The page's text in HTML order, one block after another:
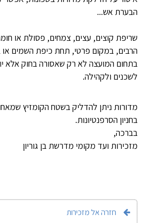
הבערת אש...
שריפת קוצים, עצים, צמחים, פסולת או
הרבים, במקום פרטי, תחת כיפת השמים או
בתחום המועצה לא רק שאסורה בחוק אלא
לשכנים ולקהילה.
מדורות ניתן להדליק בשטח הקומזיץ
בחניון הסרפנטיונות.
בברכה,
מזכירות ועד מקומי מדרשת בן גוריון
חזרה אל מזכירות